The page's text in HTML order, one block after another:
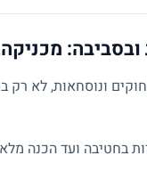
ובסביבה:
ונוסחאות, לא רק